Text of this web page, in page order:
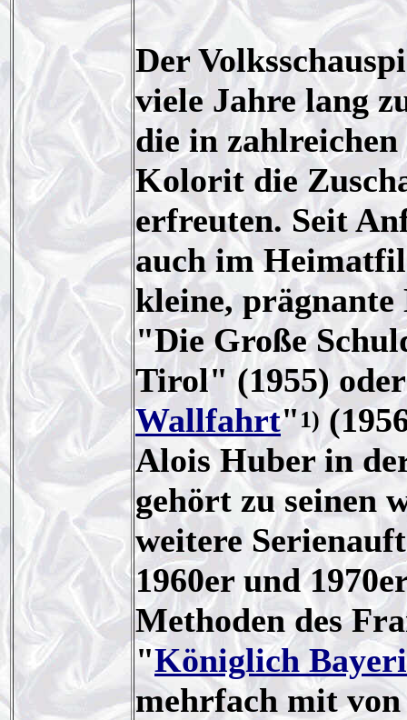
Der
viele Jahre lang
die in
Kolorit die
erfreuten. Seit
auch im
kleine,
"Die Große
Tirol" (1955)
Wallfahrt" 1)
Alois Huber in
gehört zu seinen
weitere
1960er und
Methoden des
"Königlich
mehrfach mit